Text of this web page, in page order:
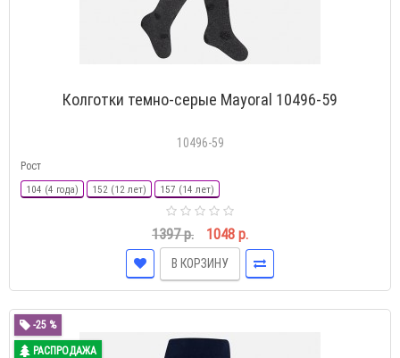
Колготки темно-серые Mayoral 10496-59
10496-59
Рост
104 (4 года) 152 (12 лет) 157 (14 лет)
1397 р. 1048 р.
В КОРЗИНУ
-25 %
РАСПРОДАЖА